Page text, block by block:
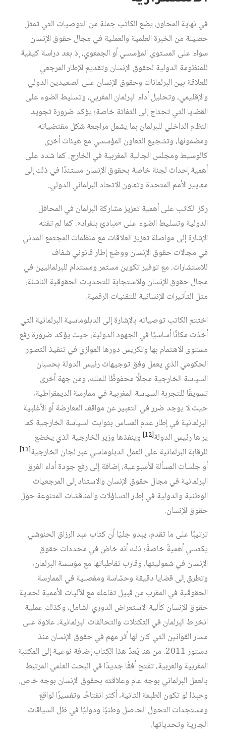
في نهاية المحاور، يضع الكاتب جملة من التوصيات التي تمثل
حصيلة من الخبرة العلمية والعملية في مجال حقوق الإنسان
سواء على المستوى المؤسسي أو الجمعوي، إذ بعد دراسة كيفية
للمنظومة الدولية لحقوق الإنسان وتقديم الإطار المرجعي
للعلاقة بين البرلمانات وحقوق الإنسان على الصعيدين الدولي
والإقليمي، وتحليل أداء البرلمان المغربي، وتسليط الضوء على
القضايا التي تحتاج إلى التفاتة خاصة؛ يؤكد ضرورة تجويد
النظام الداخلي للبرلمان بما يشمل مراجعة شكل مقتضياته
ومضمونها، وتشجيع التعاون المؤسسي مع هيئات أخرى
كالوسيط ومجلس الجالية المغربية في الخارج. كما شدد على
أهمية إحداث لجنة خاصة بحقوق الإنسان مستندًا في ذلك إلى
معايير الأمم المتحدة وتعاون الاتحاد البرلماني الدولي.
ركز الكاتب على أهمية تعزيز مشاركة البرلمان في المحافل
الدولية وتسليط الضوء على «مبادئ بلغراد». كما لم تفته
الإشارة إلى مواصلة تعزيز العلاقات مع منظمات المجتمع المدني
في مجالات حقوق الإنسان ووضع إطار قانوني شفاف
للاستشارات. مع توفير تكوين مستمر ومستدام للبرلمانيين في
مجال حقوق الإنسان والاستجابة للتحديات الحقوقية الناشئة،
مثل التأثيرات الإنسانية للتقنيات الرقمية.
اختتم الكاتب توصياته بالإشارة إلى الدبلوماسية البرلمانية التي
أخذت مكانًا أساسيًا في الجهود الدولية، حيث يؤكد ضرورة رفع
مستوى الاهتمام بها وتكريس دورها الموازي في تنفيذ التصور
الحكومي الذي يعمل وفق توجيهات رئيس الدولة بحسبان
السياسة الخارجية مجالًا محفوظًا للملك، ومن جهة أخرى
تسويقًا للتجربة السياسة المغربية في ممارسة الديمقراطية،
حيث لا يوجد ضرر في التعبير عن مواقف المعارضة أو الأغلبية
البرلمانية في إطار عدم المساس بثوابت السياسة الخارجية كما
يراها رئيس الدولة[12]
وينفذها وزير الخارجية الذي يخضع
للرقابة البرلمانية على العمل الدبلوماسي عبر لجان الخارجية[13]
أو جلسات المسألة الأسبوعية، إضافة إلى رفع جودة أداء الفرق
البرلمانية في مجال حقوق الإنسان والاستناد إلى المرجعيات
الوطنية والدولية في إطار التساؤلات والمناقشات المتنوعة حول
حقوق الإنسان.
ترتيبًا على ما تقدم، يبدو جليّا أن كتاب عبد الرزاق الحنوشي
يكتسي أهميةً خاصةً؛ ذلك أنه خاض في محددات حقوق
الإنسان في شموليتها، وقارب تقاطباتها مع مؤسسة البرلمان،
وتطرق إلى قضايا دقيقة وحسّاسة ومفصلية في الممارسة
الحقوقية في المغرب من قبيل تفاعله مع الآليات الأممية لحماية
حقوق الإنسان كآلية الاستعراض الدوري الشامل، وكذلك عملية
انخراط البرلمان في التكتلات والتحالفات البرلمانية، علاوة على
مسار القوانين التي كان لها أثر مهم في حقوق الإنسان منذ
دستور 2011. من هنا يُعدّ هذا الكِتاب إضافة نوعية إلى المكتبة
المغربية والعربية، تفتح أفقًا جديدًا في البحث العلمي المرتبط
بالعمل البرلماني بوجه عام وعلاقته بحقوق الإنسان بوجه خاص.
وحبذا لو تكون الطبعة الثانية، أكثر انفتاحًا وتفسيرًا لواقع
ومستجدات التحول الحاصل وطنيًا ودوليًا في ظل السياقات
الجارية وتحدياتها.